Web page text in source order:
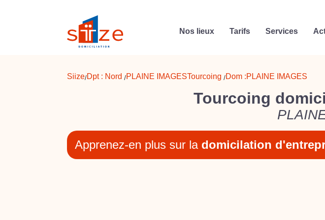
Nos lieux Tarifs Services
Siize/Dpt : Nord /PLAINE IMAGESTourcoing /Dom :PLAINE IMAGES
Tourcoing
Apprenez-en plus sur la domicilation